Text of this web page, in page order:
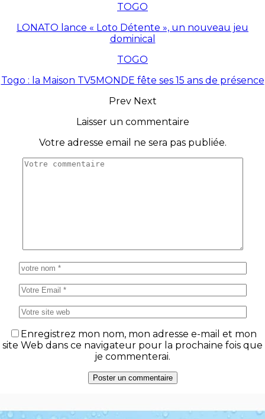
TOGO
LONATO lance « Loto Détente », un nouveau jeu
dominical
TOGO
Togo : la Maison TV5MONDE fête ses 15 ans de présence
Prev Next
Laisser un commentaire
Votre adresse email ne sera pas publiée.
Enregistrez mon nom, mon adresse e-mail et mon
site Web dans ce navigateur pour la prochaine fois que
je commenterai.